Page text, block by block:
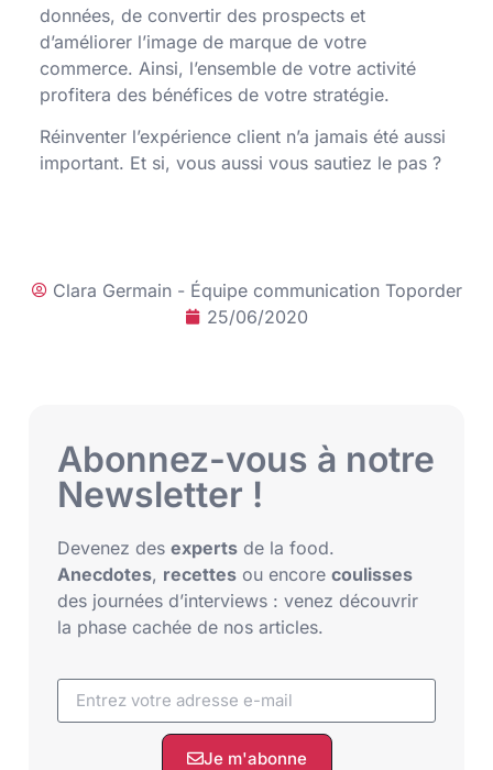
données, de convertir des prospects et
d’améliorer l’image de marque de votre
commerce. Ainsi, l’ensemble de votre activité
profitera des bénéfices de votre stratégie.
Réinventer l’expérience client n’a jamais été aussi
important. Et si, vous aussi vous sautiez le pas ?
Clara Germain - Équipe communication Toporder
25/06/2020
Abonnez-vous à notre
Newsletter !
Devenez des experts de la food.
Anecdotes, recettes ou encore coulisses
des journées d’interviews : venez découvrir
la phase cachée de nos articles.
Je m'abonne